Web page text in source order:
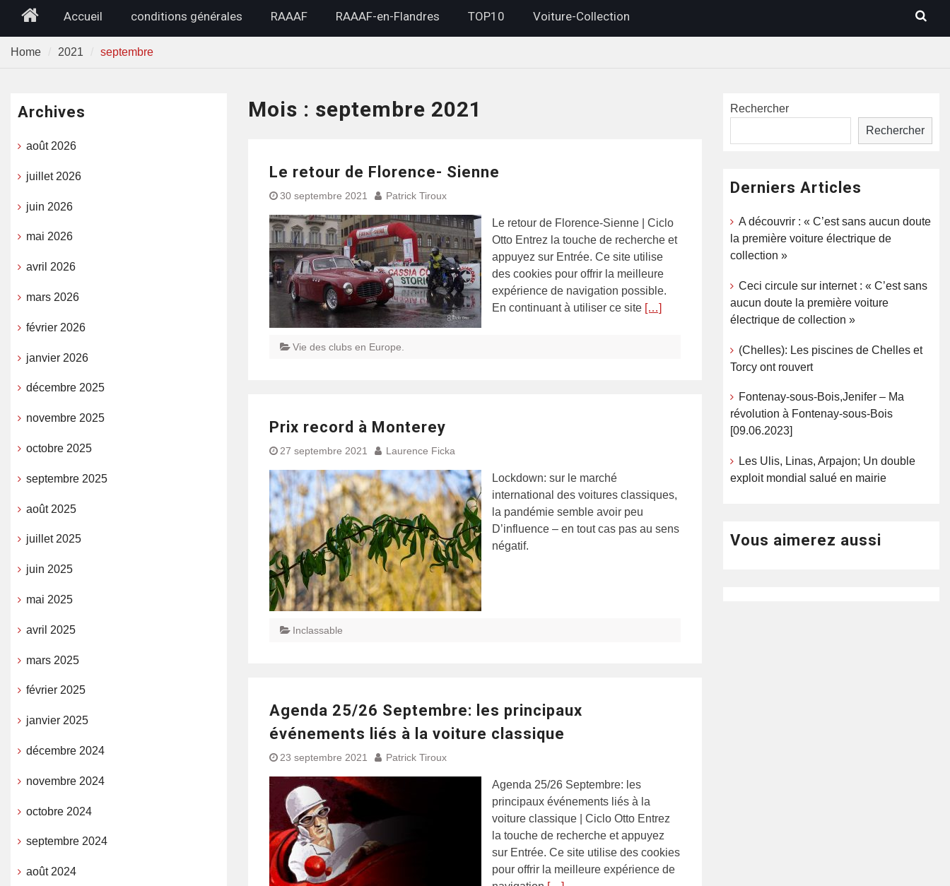
HomeAccueil conditions générales RAAAF RAAAF-en-Flandres TOP10 Voiture-Collection
Home 2021 septembre
Mois : septembre 2021
Le retour de Florence- Sienne
30 septembre 2021 Patrick Tiroux
Le retour de Florence-Sienne | Ciclo
Otto Entrez la touche de recherche et
appuyez sur Entrée. Ce site utilise
des cookies pour offrir la meilleure
expérience de navigation possible.
En continuant à utiliser ce site […]
Vie des clubs en Europe.
Prix record à Monterey
27 septembre 2021 Laurence Ficka
Lockdown: sur le marché
international des voitures classiques,
la pandémie semble avoir peu
D’influence – en tout cas pas au sens
négatif.
Inclassable
Agenda 25/26 Septembre: les principaux
événements liés à la voiture classique
23 septembre 2021 Patrick Tiroux
Agenda 25/26 Septembre: les
principaux événements liés à la
voiture classique | Ciclo Otto Entrez
la touche de recherche et appuyez
sur Entrée. Ce site utilise des cookies
pour offrir la meilleure expérience de
Rechercher
Rechercher
Derniers Articles
A découvrir : « C’est sans aucun doute
la première voiture électrique de
collection »
Ceci circule sur internet : « C’est sans
aucun doute la première voiture
électrique de collection »
(Chelles): Les piscines de Chelles et
Torcy ont rouvert
Fontenay-sous-Bois,Jenifer – Ma
révolution à Fontenay-sous-Bois
[09.06.2023]
Les Ulis, Linas, Arpajon; Un double
exploit mondial salué en mairie
Vous aimerez aussi
Archives
août 2026
juillet 2026
juin 2026
mai 2026
avril 2026
mars 2026
février 2026
janvier 2026
décembre 2025
novembre 2025
octobre 2025
septembre 2025
août 2025
juillet 2025
juin 2025
mai 2025
avril 2025
mars 2025
février 2025
janvier 2025
décembre 2024
novembre 2024
octobre 2024
septembre 2024
août 2024